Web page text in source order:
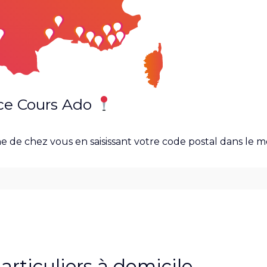
Cours Ado
de chez vous en saisissant votre code postal dans le